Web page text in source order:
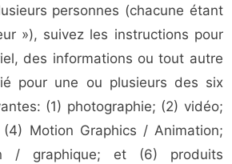
personnes (chacune étant
»), suivez les instructions pour
des informations ou tout autre
pour une ou plusieurs des six
(1) photographie; (2) vidéo;
Motion Graphics / Animation;
/ graphique; et (6) produits